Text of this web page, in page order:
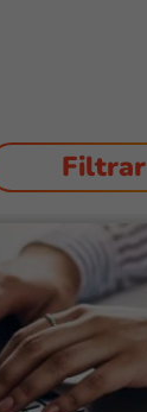
Filtrar